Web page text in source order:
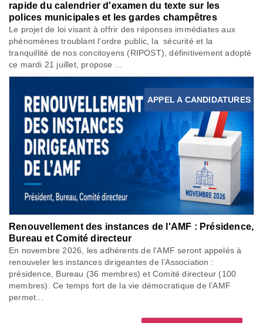
rapide du calendrier d'examen du texte sur les
polices municipales et les gardes champêtres
Le projet de loi visant à offrir des réponses immédiates aux
phénomènes troublant l’ordre public, la sécurité et la
tranquillité de nos concitoyens (RIPOST), définitivement adopté
ce mardi 21 juillet, propose ...
APPEL A CANDIDATURES
Renouvellement des instances de l'AMF : Présidence,
Bureau et Comité directeur
En novembre 2026, les adhérents de l'AMF seront appelés à
renouveler les instances dirigeantes de l’Association :
présidence, Bureau (36 membres) et Comité directeur (100
membres). Ce temps fort de la vie démocratique de l’AMF
permet...